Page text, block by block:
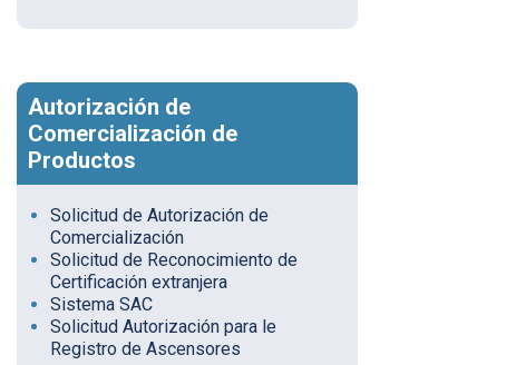
Autorización de
Comercialización de
Productos
Solicitud de Autorización de
Comercialización
Solicitud de Reconocimiento de
Certificación extranjera
Sistema SAC
Solicitud Autorización para le
Registro de Ascensores